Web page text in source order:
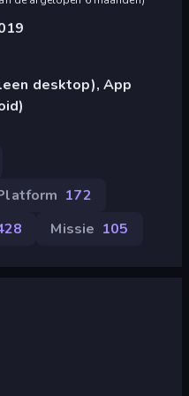
desktop), App
172
Missie 105